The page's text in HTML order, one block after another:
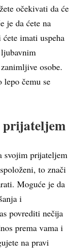
očekivati da će
je da ćete na
imati uspeha
osobe.
lepo čemu se
prijateljem
svojim prijateljem
to znači
Moguće je da
i
povrediti nečija
prema vama i
na pravi